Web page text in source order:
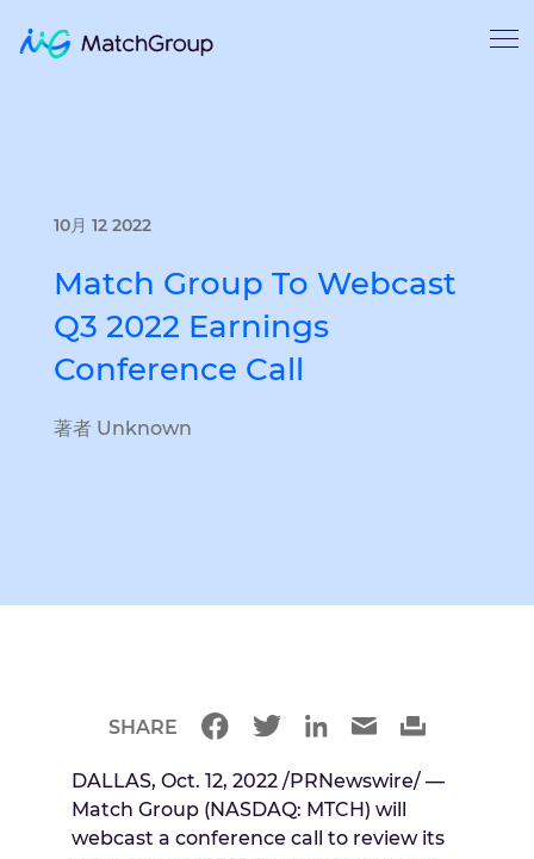
10月 12 2022
Match Group To Webcast
Q3 2022 Earnings
Conference Call
著者 Unknown
DALLAS, Oct. 12, 2022 /PRNewswire/ —
Match Group (NASDAQ: MTCH) will
webcast a conference call to review its
SHARE